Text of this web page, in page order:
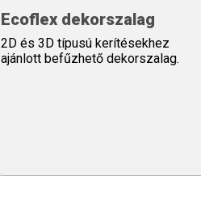
Ecoflex dekorszalag
2D és 3D típusú kerítésekhez
ajánlott befűzhető dekorszalag.